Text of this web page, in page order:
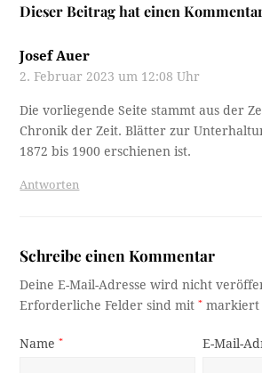
Dieser Beitrag hat einen
Josef Auer
2. Februar 2023 um 12:08 Uhr
Die vorliegende Seite stammt aus der
Chronik der Zeit. Blätter zur
1872 bis 1900 erschienen ist.
Antworten
Schreibe einen Kommentar
Deine E-Mail-Adresse wird nicht
Erforderliche Felder sind mit* markiert
Name* E-Mail-